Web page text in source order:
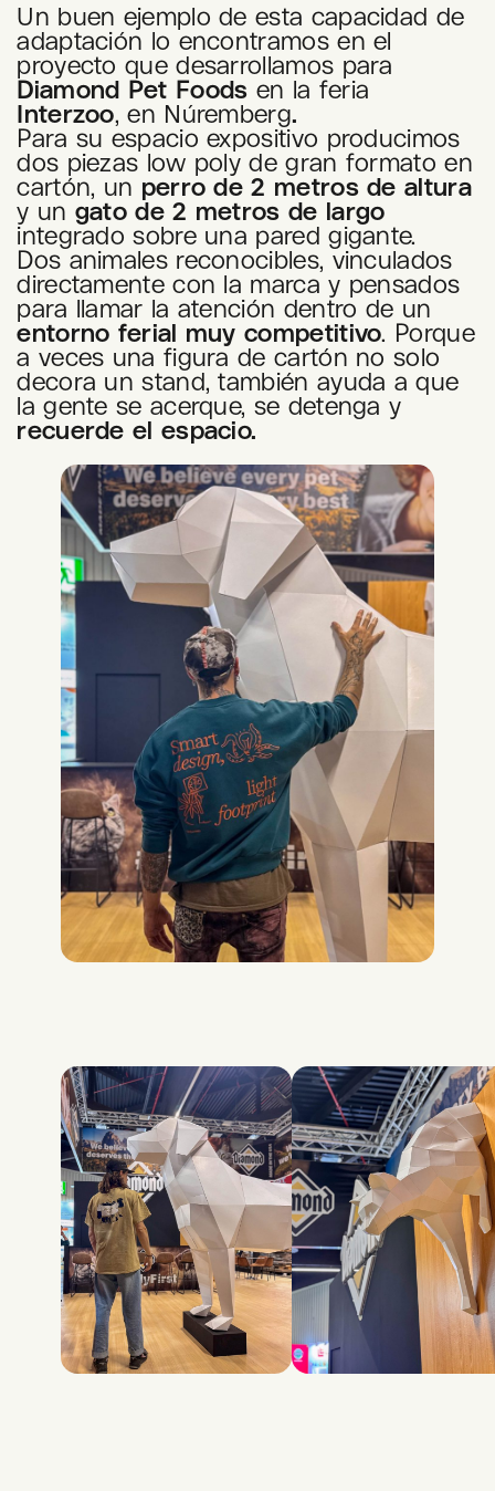
Un buen ejemplo de esta capacidad de
adaptación lo encontramos en el
proyecto que desarrollamos para
Diamond Pet Foods en la feria
Interzoo, en Núremberg.
Para su espacio expositivo producimos
dos piezas low poly de gran formato en
cartón, un perro de 2 metros de altura
y un gato de 2 metros de largo
integrado sobre una pared gigante.
Dos animales reconocibles, vinculados
directamente con la marca y pensados
para llamar la atención dentro de un
entorno ferial muy competitivo. Porque
a veces una figura de cartón no solo
decora un stand, también ayuda a que
la gente se acerque, se detenga y
recuerde el espacio.